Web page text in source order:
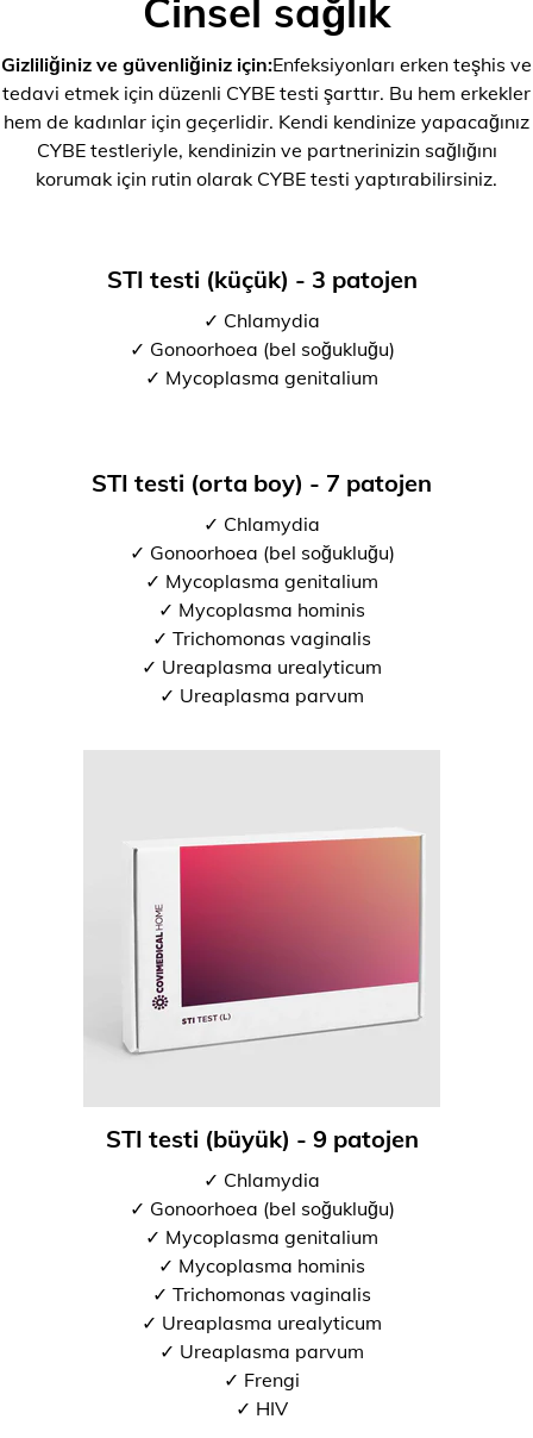
Cinsel sağlık
Gizliliğiniz ve güvenliğiniz için:Enfeksiyonları erken teşhis ve
tedavi etmek için düzenli CYBE testi şarttır. Bu hem erkekler
hem de kadınlar için geçerlidir. Kendi kendinize yapacağınız
CYBE testleriyle, kendinizin ve partnerinizin sağlığını
korumak için rutin olarak CYBE testi yaptırabilirsiniz.
STI testi (küçük) - 3 patojen
✓ Chlamydia
✓ Gonoorhoea (bel soğukluğu)
✓ Mycoplasma genitalium
STI testi (orta boy) - 7 patojen
✓ Chlamydia
✓ Gonoorhoea (bel soğukluğu)
✓ Mycoplasma genitalium
✓ Mycoplasma hominis
✓ Trichomonas vaginalis
✓ Ureaplasma urealyticum
✓ Ureaplasma parvum
STI testi (büyük) - 9 patojen
✓ Chlamydia
✓ Gonoorhoea (bel soğukluğu)
✓ Mycoplasma genitalium
✓ Mycoplasma hominis
✓ Trichomonas vaginalis
✓ Ureaplasma urealyticum
✓ Ureaplasma parvum
✓ Frengi
✓ HIV